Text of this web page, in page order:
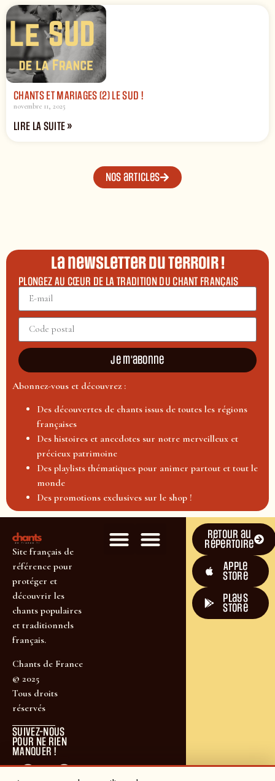
CHANTS ET MARIAGES (2) LE SUD !
novembre 11, 2025
LIRE LA SUITE »
Nos articles
La newsletter du terroir !
PLONGEZ AU CŒUR DE LA TRADITION DU CHANT FRANÇAIS
Je m'abonne
Abonnez-vous et découvrez :
Des découvertes de chants issus de toutes les régions
françaises
Des histoires et anecdotes sur notre merveilleux et
précieux patrimoine
Des playlists thématiques pour animer partout et tout le
monde
Des promotions exclusives sur le shop !
Site français de
référence pour
protéger et
découvrir les
chants populaires
et traditionnels
français.
Chants de France
© 2025
Tous droits
réservés
SUIVEZ-NOUS
POUR NE RIEN
MANQUER !
Retour au
répertoire
Apple
Store
plays
store